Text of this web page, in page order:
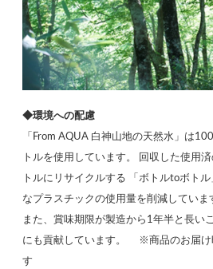
◆環境への配慮
「From AQUA 白神山地の天然水」は
トルを使用しています。 回収した使用
トルにリサイクルする 「ボトルtoボト
なプラスチックの使用量を削減していま
また、賞味期限が製造から1年半と長い
にも貢献しています。 ※商品のお届け
す